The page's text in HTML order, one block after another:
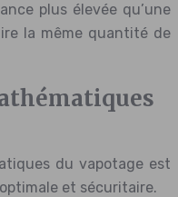
plus élevée qu’une
la même quantité de
du vapotage est
et sécuritaire.